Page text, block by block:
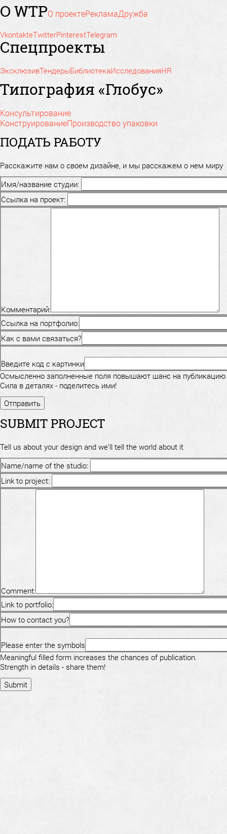
О WTPО проектеРекламаДружба
VkontakteTwitterPinterestTelegram
Спецпроекты
ЭксклюзивТендерыБиблиотекаИсследованияHR
Типография «Глобус»
Консультирование
КонструированиеПроизводство упаковки
ПОДАТЬ РАБОТУ
Расскажите нам о своем дизайне, и мы расскажем о нем миру
Имя/название студии:
Ссылка на проект:
Комментарий:
Ссылка на портфолио:
Как с вами связаться?
Введите код с картинки
Осмысленно заполненные поля повышают шанс на публикацию
Сила в деталях - поделитесь ими!
SUBMIT PROJECT
Tell us about your design and we'll tell the world about it
Name/name of the studio:
Link to project:
Comment:
Link to portfolio:
How to contact you?
Please enter the symbols
Meaningful filled form increases the chances of publication.
Strength in details - share them!